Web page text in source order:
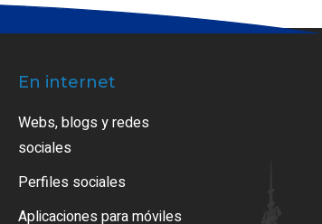
En internet
Webs, blogs y redes
sociales
Perfiles sociales
Aplicaciones para móviles